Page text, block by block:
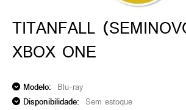
TITANFALL
XBOX ONE
Modelo: Blu-ray
Disponibilidade: Sem estoque